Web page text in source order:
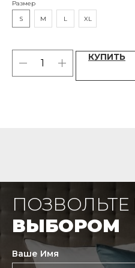
Размер
S
M L XL
КУПИТЬ
ПОЗВОЛЬТЕ
ВЫБОРОМ
Ваше Имя